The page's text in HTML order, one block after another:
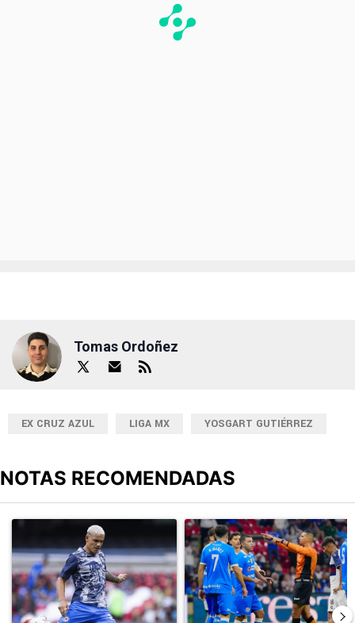
Tomas Ordoñez
EX CRUZ AZUL LIGA MX YOSGART GUTIÉRREZ
NOTAS RECOMENDADAS
Un artículo de tendencia con el título "Revelan un detalle clave
Un artículo de tendencia con el